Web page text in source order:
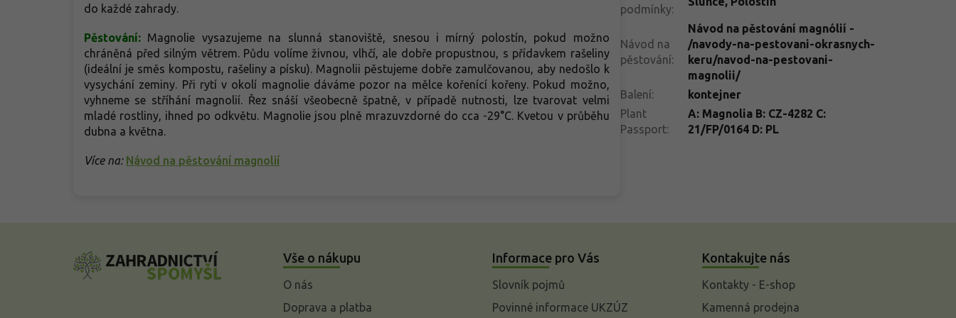
do každé zahrady.
Pěstování: Magnolie vysazujeme na slunná stanoviště, snesou i mírný polostín, pokud možno
chráněná před silným větrem. Půdu volíme živnou, vlhčí, ale dobře propustnou, s přídavkem rašeliny
(ideální je směs kompostu, rašeliny a písku). Magnolii pěstujeme dobře zamulčovanou, aby nedošlo k
vysychání zeminy. Při rytí v okolí magnolie dáváme pozor na mělce kořenící kořeny. Pokud možno,
vyhneme se stříhání magnolií. Řez snáší všeobecně špatně, v případě nutnosti, lze tvarovat velmi
mladé rostliny, ihned po odkvětu. Magnolie jsou plně mrazuvzdorné do cca -29°C. Kvetou v průběhu
dubna a května.
Více na: Návod na pěstování magnolií
podmínky:
Návod na
pěstování:
Návod na pěstování magnólií -
/navody-na-pestovani-okrasnych-
keru/navod-na-pestovani-
magnolii/
Balení:
kontejner
Plant
Passport:
A: Magnolia B: CZ-4282 C:
21/FP/0164 D: PL
Vše o nákupu
O nás
Doprava a platba
Informace pro Vás
Slovník pojmů
Povinné informace UKZÚZ
Kontakujte nás
Kontakty - E-shop
Kamenná prodejna